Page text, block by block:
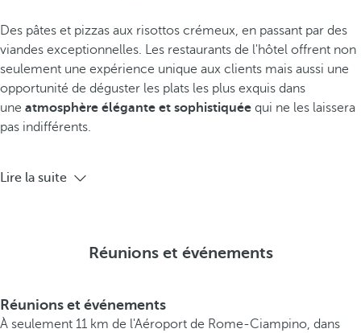
Des pâtes et pizzas aux risottos crémeux, en passant par des
viandes exceptionnelles. Les restaurants de l'hôtel offrent non
seulement une expérience unique aux clients mais aussi une
opportunité de déguster les plats les plus exquis dans
une atmosphère élégante et sophistiquée qui ne les laissera
pas indifférents.
Lire la suite
Réunions et événements
Réunions et événements
À seulement 11 km de l'Aéroport de Rome-Ciampino, dans